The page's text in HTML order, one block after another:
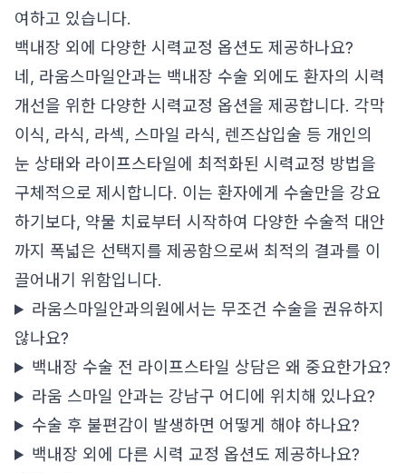
여하고 있습니다.
백내장 외에 다양한 시력교정 옵션도 제공하나요?
네, 라움스마일안과는 백내장 수술 외에도 환자의 시력
개선을 위한 다양한 시력교정 옵션을 제공합니다. 각막
이식, 라식, 라섹, 스마일 라식, 렌즈삽입술 등 개인의
눈 상태와 라이프스타일에 최적화된 시력교정 방법을
구체적으로 제시합니다. 이는 환자에게 수술만을 강요
하기보다, 약물 치료부터 시작하여 다양한 수술적 대안
까지 폭넓은 선택지를 제공함으로써 최적의 결과를 이
끌어내기 위함입니다.
라움스마일안과의원에서는 무조건 수술을 권유하지
않나요?
백내장 수술 전 라이프스타일 상담은 왜 중요한가요?
라움 스마일 안과는 강남구 어디에 위치해 있나요?
수술 후 불편감이 발생하면 어떻게 해야 하나요?
백내장 외에 다른 시력 교정 옵션도 제공하나요?